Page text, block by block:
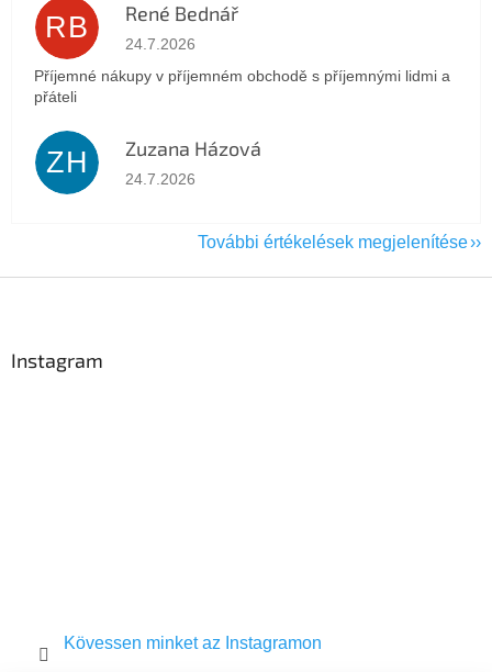
RB René Bednář
Az áruház értékelése 5-ből 5 csillag.
24.7.2026
Příjemné nákupy v příjemném obchodě s příjemnými lidmi a
přáteli
ZH Zuzana Házová
Az áruház értékelése 5-ből 5 csillag.
24.7.2026
További értékelések megjelenítése
Instagram
Kövessen minket az Instagramon